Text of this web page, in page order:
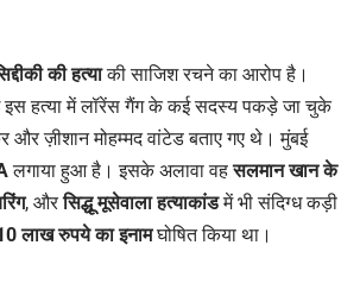
की हत्याकी साजिश रचने का आरोप है।
इस हत्या में लॉरेंस गैंग के कई सदस्य पकड़े जा चुके
ज़ीशान मोहम्मद वांटेड बताए गए थे। मुंबई
लगाया हुआ है। इसके अलावा वहसलमान खान के
, औरसिद्धू मूसेवाला हत्याकांडमें भी संदिग्ध कड़ी
लाख रुपये का इनामघोषित किया था।